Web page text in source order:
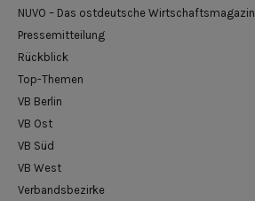
NUVO – Das ostdeutsche Wirtschaftsmagazin
Pressemitteilung
Rückblick
Top-Themen
VB Berlin
VB Ost
VB Süd
VB West
Verbandsbezirke